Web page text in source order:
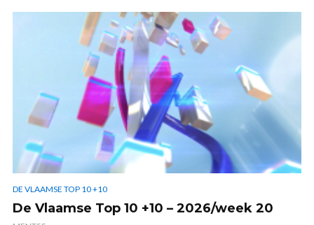
DE VLAAMSE TOP 10 +10
De Vlaamse Top 10 +10 – 2026/week 20